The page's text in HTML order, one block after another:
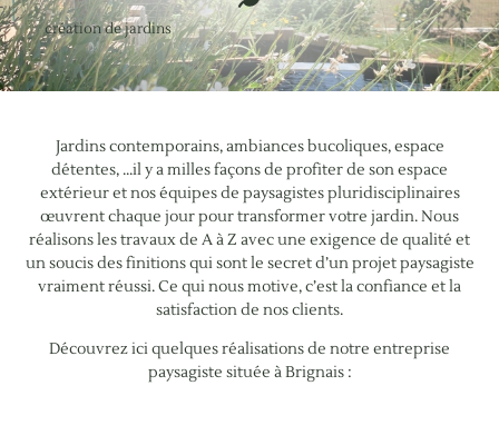
création de jardins
Jardins contemporains, ambiances bucoliques, espace
détentes, …il y a milles façons de profiter de son espace
extérieur et nos équipes de paysagistes pluridisciplinaires
œuvrent chaque jour pour transformer votre jardin. Nous
réalisons les travaux de A à Z avec une exigence de qualité et
un soucis des finitions qui sont le secret d’un projet paysagiste
vraiment réussi. Ce qui nous motive, c’est la confiance et la
satisfaction de nos clients.
Découvrez ici quelques réalisations de notre entreprise
paysagiste située à Brignais :